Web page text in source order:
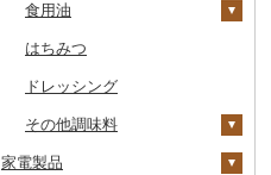
但馬牛
土佐あかうし
佐賀牛
長崎和牛
あか牛
サバ
さんま
鯛
のどぐろ
ふぐ
まどんな
ポンカン
その他柑橘
干し芋
その他ドライフルーツ
びわ
ブルーベリー
パイナップル
栗
その他果物
レタス
その他野菜
煎餅・おかき
羊羹
饅頭
大福
その他和菓子
豆腐
納豆
漬物
梅干
キムチ
その他漬物
缶詰・瓶詰
肉
魚
果物
乾物
燻製（スモーク）
おせち
食用油
えごま油
オリーブオイル
ごま油
その他食用油
はちみつ
ドレッシング
その他調味料
みりん
家電製品